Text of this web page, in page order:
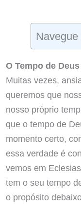
O Tempo de
Muitas vezes,
queremos que
nosso próprio
que o tempo de
momento certo,
essa verdade é
vemos em
tem o seu tempo
o propósito